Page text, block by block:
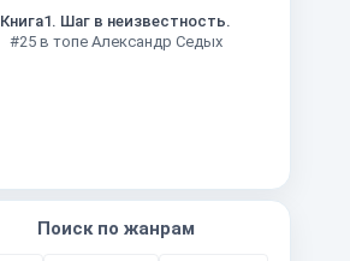
Книга1. Шаг в неизвестность.
#25 в топе Александр Седых
Поиск по жанрам